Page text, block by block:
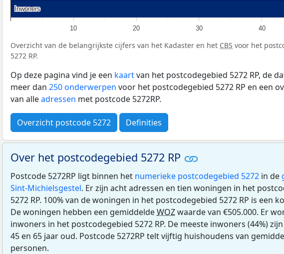
10 20 30 40
Inwoners
Inwoners
Overzicht van de belangrijkste cijfers van het Kadaster en het CBS voor het
5272 RP.
Op deze pagina vind je een kaartvan het postcodegebied 5272 RP, de
meer dan 250 onderwerpen voor het postcodegebied 5272 RP en een
van alleadressen met postcode 5272RP.
Overzicht postcode 5272 Definities
Over het postcodegebied 5272 RP
Postcode 5272RP ligt binnen het numerieke postcodegebied 5272 in de
Sint-Michielsgestel. Er zijn acht adressen en tien woningen in het
5272 RP. 100% van de woningen in het postcodegebied 5272 RP is een
De woningen hebben een gemiddeldeWOZwaarde van €505.000. Er
inwoners in het postcodegebied 5272 RP. De meeste inwoners (44%)
45 en 65 jaar oud. Postcode 5272RP telt vijftig huishoudens van
personen.